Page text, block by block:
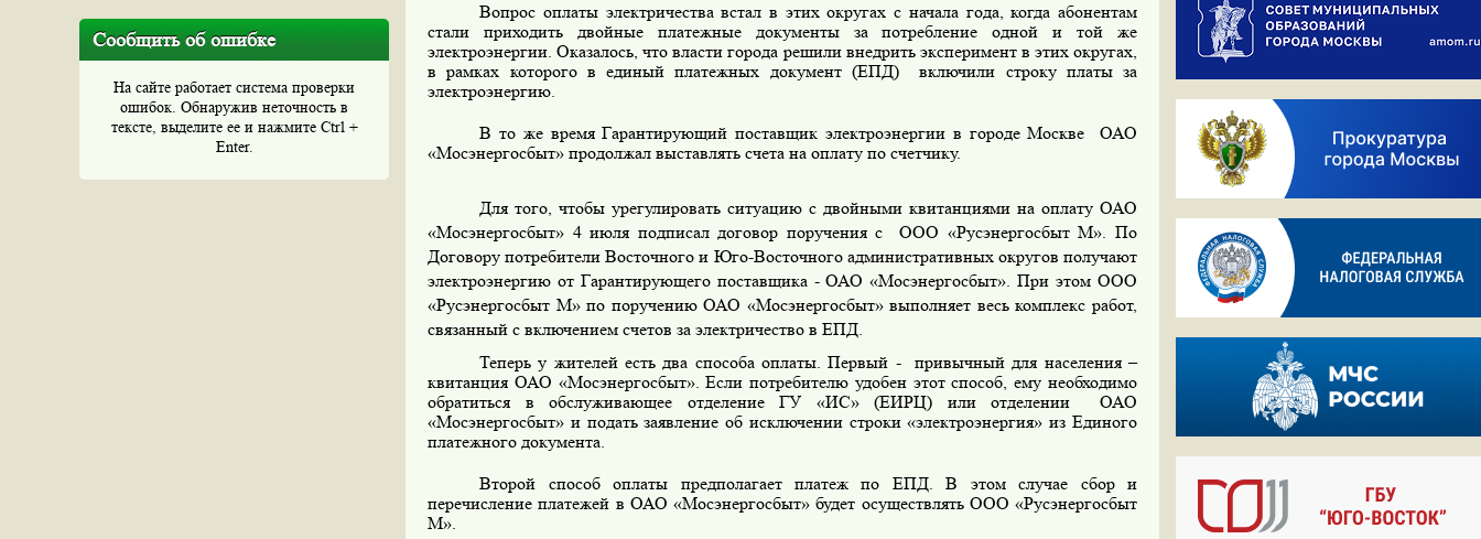
Сообщить об ошибке
На сайте работает система проверки
ошибок. Обнаружив неточность в
тексте, выделите ее и нажмите Ctrl +
Enter.
Вопрос оплаты электричества встал в этих округах с начала года, когда абонентам
стали приходить двойные платежные документы за потребление одной и той же
электроэнергии. Оказалось, что власти города решили внедрить эксперимент в этих округах,
в рамках которого в единый платежных документ (ЕПД)
включили строку платы за
электроэнергию.
В то же время Гарантирующий поставщик электроэнергии в городе Москве
ОАО
«Мосэнергосбыт» продолжал выставлять счета на оплату по счетчику.
Для того, чтобы урегулировать ситуацию с двойными квитанциями на оплату ОАО
«Мосэнергосбыт» 4 июля подписал договор поручения с
ООО «Русэнергосбыт М». По
Договору потребители Восточного и Юго-Восточного административных округов получают
электроэнергию от Гарантирующего поставщика - ОАО «Мосэнергосбыт». При этом ООО
«Русэнергосбыт М» по поручению ОАО «Мосэнергосбыт» выполняет весь комплекс работ,
связанный с включением счетов за электричество в ЕПД.
Теперь у жителей есть два способа оплаты. Первый -
привычный для населения –
квитанция ОАО «Мосэнергосбыт». Если потребителю удобен этот способ, ему необходимо
обратиться в обслуживающее отделение ГУ «ИС» (ЕИРЦ) или отделении
ОАО
«Мосэнергосбыт» и подать заявление об исключении строки «электроэнергия» из Единого
платежного документа.
Второй способ оплаты предполагает платеж по ЕПД. В этом случае сбор и
перечисление платежей в ОАО «Мосэнергосбыт» будет осуществлять ООО «Русэнергосбыт
М».